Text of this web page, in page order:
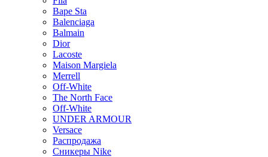
Bape Sta
Balenciaga
Balmain
Dior
Lacoste
Maison Margiela
Merrell
Off-White
The North Face
Off-White
UNDER ARMOUR
Versace
Распродажа
Сникеры Nike